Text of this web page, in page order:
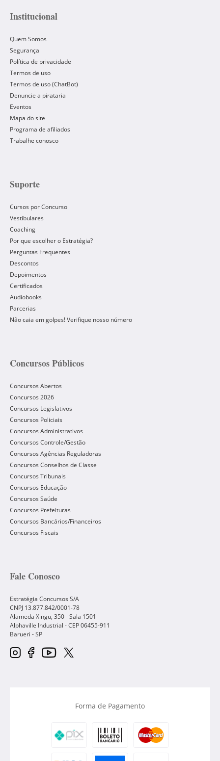
Institucional
Quem Somos
Segurança
Política de privacidade
Termos de uso
Termos de uso (ChatBot)
Denuncie a pirataria
Eventos
Mapa do site
Programa de afiliados
Trabalhe conosco
Suporte
Cursos por Concurso
Vestibulares
Coaching
Por que escolher o Estratégia?
Perguntas Frequentes
Descontos
Depoimentos
Certificados
Audiobooks
Parcerias
Não caia em golpes! Verifique nosso número
Concursos Públicos
Concursos Abertos
Concursos 2026
Concursos Legislativos
Concursos Policiais
Concursos Administrativos
Concursos Controle/Gestão
Concursos Agências Reguladoras
Concursos Conselhos de Classe
Concursos Tribunais
Concursos Educação
Concursos Saúde
Concursos Prefeituras
Concursos Bancários/Financeiros
Concursos Fiscais
Fale Conosco
Estratégia Concursos S/A
CNPJ 13.877.842/0001-78
Alameda Xingu, 350 - Sala 1501
Alphaville Industrial - CEP06455-911
Barueri -SP
Forma de Pagamento